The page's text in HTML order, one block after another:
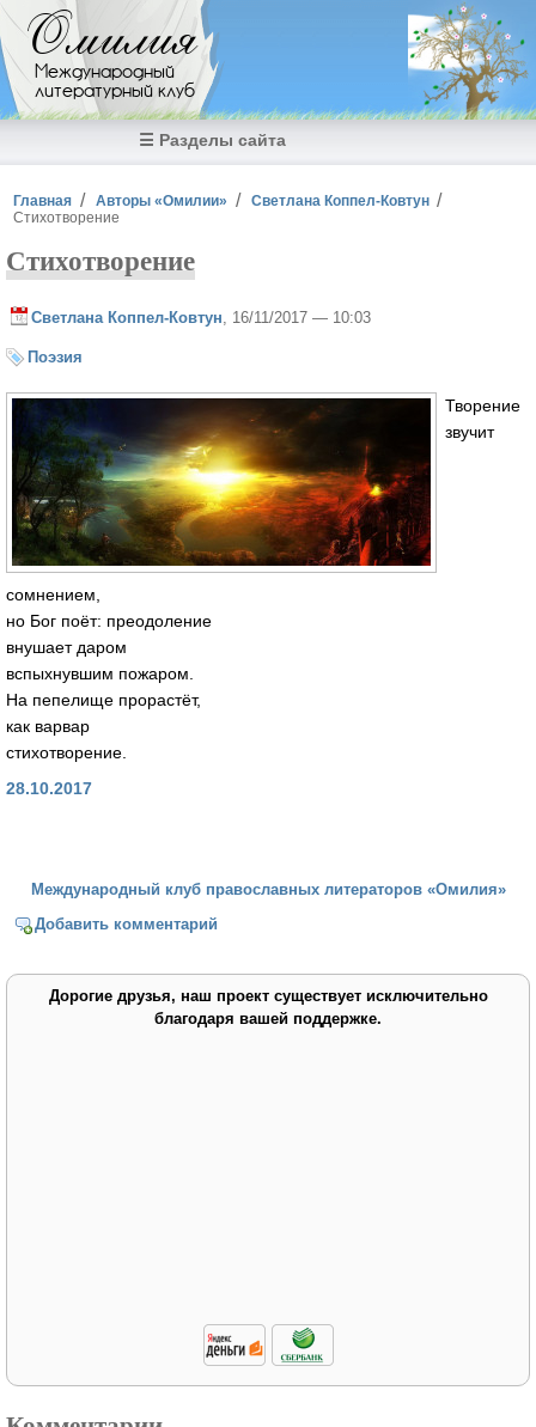
Перейти к основному содержанию
Омилия
Международный
литературный клуб
☰ Разделы сайта
Вы здесь
Главная Авторы «Омилии»
Светлана Коппел-Ковтун
Стихотворение
Стихотворение
Светлана Коппел-Ковтун , 16/11/2017 — 10:03
Поэзия
Творение
звучит
сомнением,
но Бог поёт: преодоление
внушает даром
вспыхнувшим пожаром.
На пепелище прорастёт,
как варвар
стихотворение.
28.10.2017
Международный клуб православных литераторов «Омилия»
Добавить комментарий
Дорогие друзья, наш проект существует исключительно
благодаря вашей поддержке.